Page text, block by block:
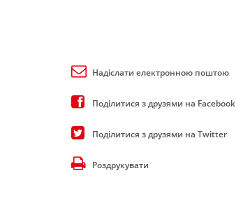
Надіслати електронною поштою
Поділитися з друзями на Facebook
Поділитися з друзями на Twitter
Роздрукувати